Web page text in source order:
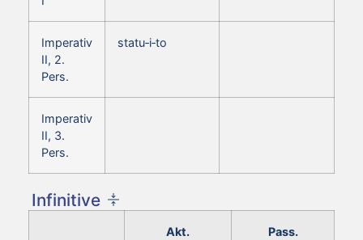
Imperativ
II, 2.
Pers.
statu‑i‑to
Imperativ
II, 3.
Pers.
Infinitive
Akt. Pass.